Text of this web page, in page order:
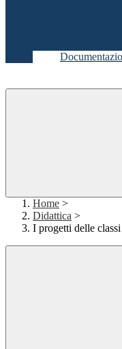
Home >
Didattica >
I progetti delle classi